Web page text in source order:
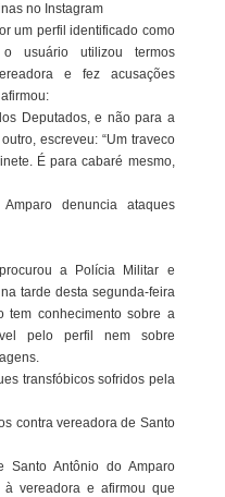
no Instagram
um perfil identificado como
o usuário utilizou termos
e fez acusações
Deputados, e não para a
escreveu: “Um traveco
É para cabaré mesmo,
denuncia ataques
a Polícia Militar e
tarde desta segunda-feira
tem conhecimento sobre a
pelo perfil nem sobre
transfóbicos sofridos pela
contra vereadora de Santo
Santo Antônio do Amparo
à vereadora e afirmou que